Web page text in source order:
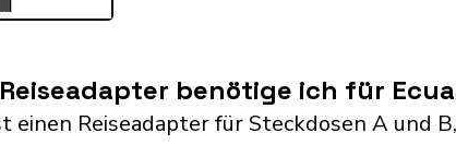
benötige ich für
einen Reiseadapter für Steckdosen A und